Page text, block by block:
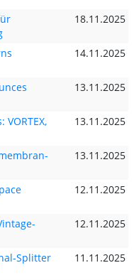
18.11.2025
14.11.2025
13.11.2025
13.11.2025
13.11.2025
12.11.2025
12.11.2025
Splitter
11.11.2025